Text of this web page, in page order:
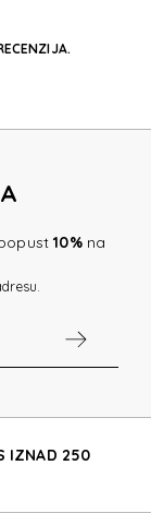
10%na
IZNAD 250